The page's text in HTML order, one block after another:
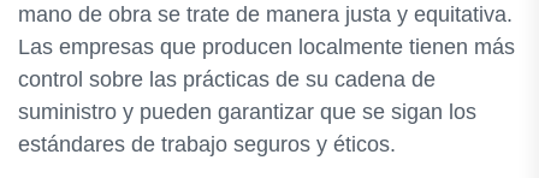
mano de obra se trate de manera justa y equitativa.
Las empresas que producen localmente tienen más
control sobre las prácticas de su cadena de
suministro y pueden garantizar que se sigan los
estándares de trabajo seguros y éticos.